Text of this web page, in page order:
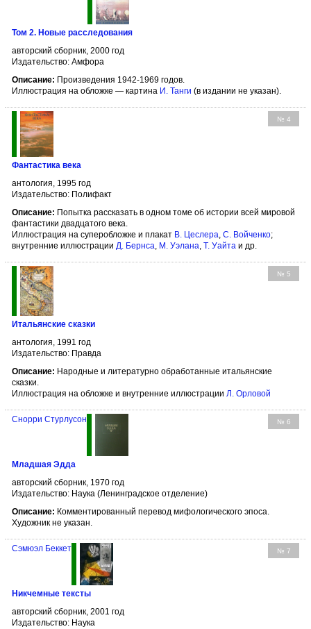
Том 2. Новые расследования
авторский сборник, 2000 год
Издательство: Амфора
Описание: Произведения 1942-1969 годов.
Иллюстрация на обложке — картина И. Танги (в издании не указан).
№ 4
Фантастика века
антология, 1995 год
Издательство: Полифакт
Описание: Попытка рассказать в одном томе об истории всей мировой
фантастики двадцатого века.
Иллюстрация на суперобложке и плакат В. Цеслера С. Войченко;
внутренние иллюстрации Д. Бернсa М. Уэлана Т. Уайта и др.
№ 5
Итальянские сказки
антология, 1991 год
Издательство: Правда
Описание: Народные и литературно обработанные итальянские
сказки.
Иллюстрация на обложке и внутренние иллюстрации Л. Орловой
№ 6
Снорри Стурлусон
Младшая Эдда
авторский сборник, 1970 год
Издательство: Наука (Ленинградское отделение)
Описание: Комментированный перевод мифологического эпоса.
Художник не указан.
№ 7
Сэмюэл Беккет
Никчемные тексты
авторский сборник, 2001 год
Издательство: Наука